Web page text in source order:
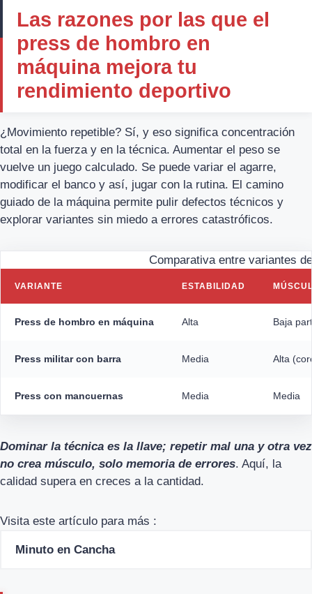
Las razones por las que el
press de hombro en
máquina mejora tu
rendimiento deportivo
¿Movimiento repetible? Sí, y eso significa concentración
total en la fuerza y en la técnica. Aumentar el peso se
vuelve un juego calculado. Se puede variar el agarre,
modificar el banco y así, jugar con la rutina. El camino
guiado de la máquina permite pulir defectos técnicos y
explorar variantes sin miedo a errores catastróficos.
Comparativa entre variantes
VARIANTE ESTABILIDAD
Press de hombro en máquina Alta Baja
Press militar con barra Media Alta
Press con mancuernas Media Media
Dominar la técnica es la llave; repetir mal una y otra vez
no crea músculo, solo memoria de errores. Aquí, la
calidad supera en creces a la cantidad.
Visita este artículo para más :
Minuto en Cancha